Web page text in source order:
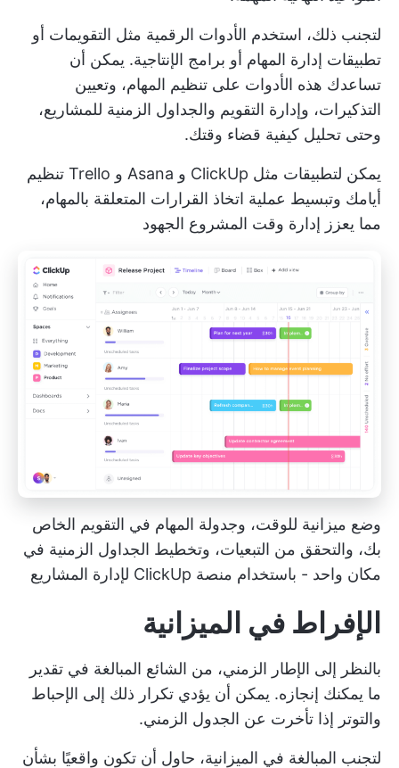
لتجنب ذلك، استخدم الأدوات الرقمية مثل التقويمات أو
تطبيقات إدارة المهام أو برامج الإنتاجية. يمكن أن
تساعدك هذه الأدوات على تنظيم المهام، وتعيين
التذكيرات، وإدارة التقويم والجداول الزمنية للمشاريع،
وحتى تحليل كيفية قضاء وقتك.
يمكن لتطبيقات مثل ClickUp و Asana و Trello تنظيم
أيامك وتبسيط عملية اتخاذ القرارات المتعلقة بالمهام،
مما يعزز إدارة وقت المشروع الجهود
وضع ميزانية للوقت، وجدولة المهام في التقويم الخاص
بك، والتحقق من التبعيات، وتخطيط الجداول الزمنية في
مكان واحد - باستخدام منصة ClickUp لإدارة المشاريع
الإفراط في الميزانية
بالنظر إلى الإطار الزمني، من الشائع المبالغة في تقدير
ما يمكنك إنجازه. يمكن أن يؤدي تكرار ذلك إلى الإحباط
والتوتر إذا تأخرت عن الجدول الزمني.
لتجنب المبالغة في الميزانية، حاول أن تكون واقعيًا بشأن